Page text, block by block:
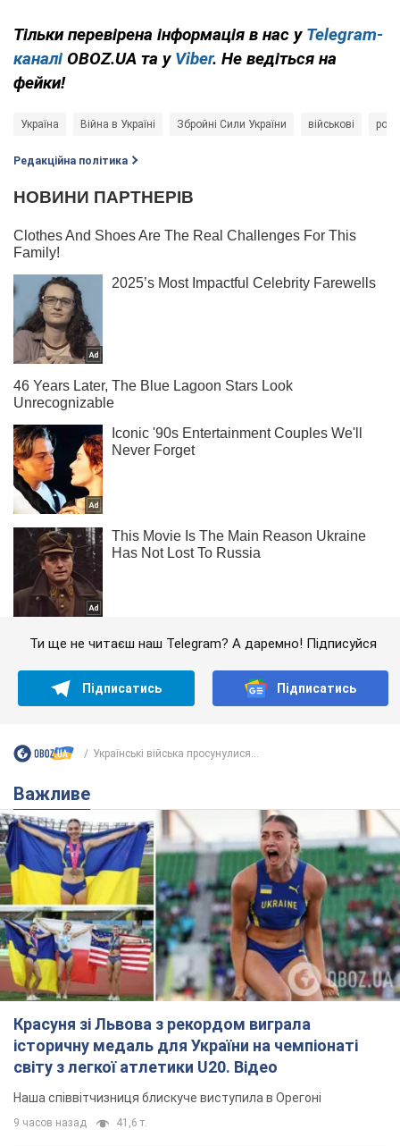
Тільки перевірена інформація в нас у Telegram-
каналі OBOZ.UA та у Viber. Не ведіться на
фейки!
Україна Війна в Україні Збройні Сили України військові
Редакційна політика
Ти ще не читаєш наш Telegram? А даремно! Підписуйся
Підписатись Підписатись
Українські війська просунулися...
Важливе
Красуня зі Львова з рекордом виграла
історичну медаль для України на чемпіонаті
світу з легкої атлетики U20. Відео
Наша співвітчизниця блискуче виступила в Орегоні
9 часов назад 41,6 т.